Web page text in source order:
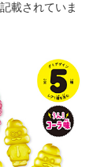
載されていま